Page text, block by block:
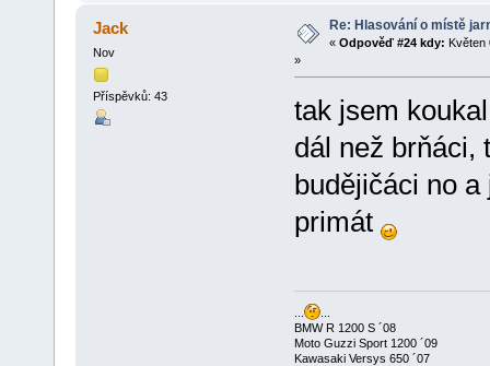
Jack
Nov
Příspěvků: 43
Re: Hlasování o místě
« Odpověď #24 kdy: Květen
»
tak jsem
dál než brňáci,
budějičáci no
primát
...
BMW R 1200 S ´08
Moto Guzzi Sport 1200 ´09
Kawasaki Versys 650 ´07